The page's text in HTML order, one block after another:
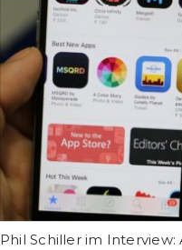
Phil Schiller im Interview: